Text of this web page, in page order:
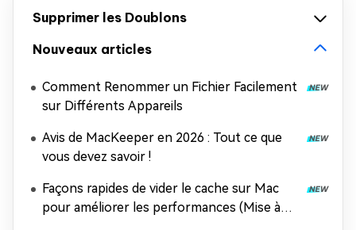
Supprimer les Doublons
Nouveaux articles
Comment Renommer un Fichier Facilement
sur Différents Appareils
Avis de MacKeeper en 2026 : Tout ce que
vous devez savoir !
Façons rapides de vider le cache sur Mac
pour améliorer les performances (Mise à